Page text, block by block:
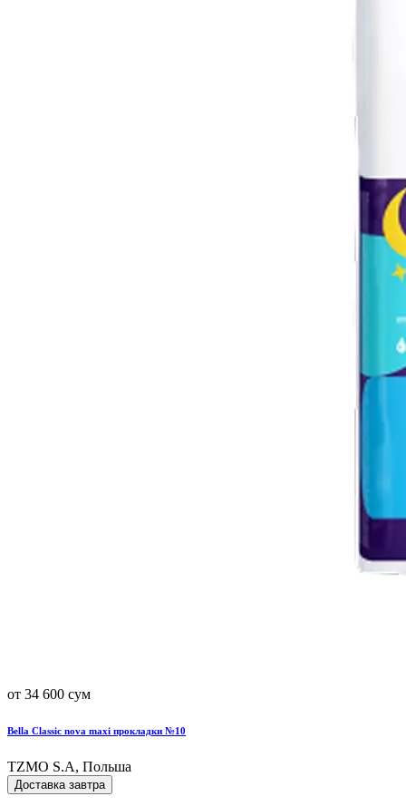
от 34 600 сум
Bella Classic nova maxi прокладки №10
TZMO S.A, Польша
Доставка завтра